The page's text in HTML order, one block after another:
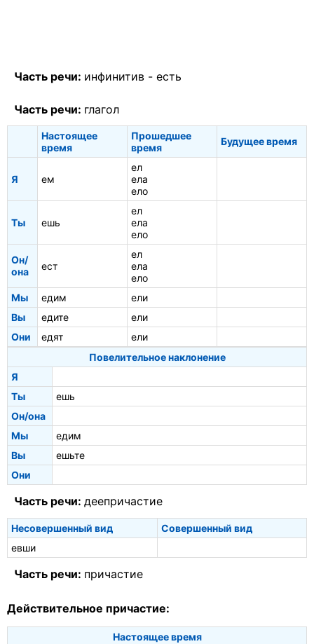
Часть речи: инфинитив - есть
Часть речи: глагол
Настоящее
время
Прошедшее
время
Будущее время
Я ем
ел
ела
ело
Ты ешь
ел
ела
ело
Он/
она
ест
ел
ела
ело
Мы
едим
ели
Вы
едите
ели
Они
едят
ели
Повелительное наклонение
Я
Ты
ешь
Он/она
Мы
едим
Вы
ешьте
Они
Часть речи: деепричастие
Несовершенный вид
Совершенный вид
евши
Часть речи: причастие
Действительное причастие:
Настоящее время